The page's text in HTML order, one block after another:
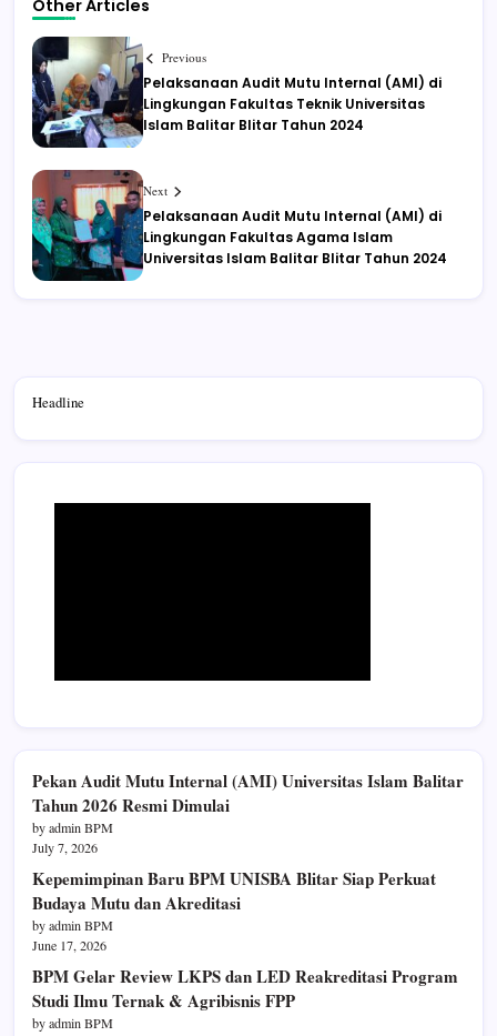
Other Articles
Previous
Pelaksanaan Audit Mutu Internal (AMI) di
Lingkungan Fakultas Teknik Universitas
Islam Balitar Blitar Tahun 2024
Next
Pelaksanaan Audit Mutu Internal (AMI) di
Lingkungan Fakultas Agama Islam
Universitas Islam Balitar Blitar Tahun 2024
Headline
Pekan Audit Mutu Internal (AMI) Universitas Islam Balitar
Tahun 2026 Resmi Dimulai
by admin BPM
July 7, 2026
Kepemimpinan Baru BPM UNISBA Blitar Siap Perkuat
Budaya Mutu dan Akreditasi
by admin BPM
June 17, 2026
BPM Gelar Review LKPS dan LED Reakreditasi Program
Studi Ilmu Ternak & Agribisnis FPP
by admin BPM